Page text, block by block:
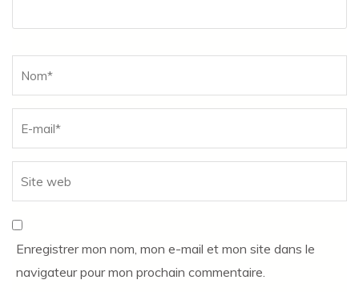
Enregistrer mon nom, mon e-mail et mon site dans le
navigateur pour mon prochain commentaire.